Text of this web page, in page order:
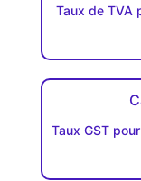
Taux de TVA
Taux GST